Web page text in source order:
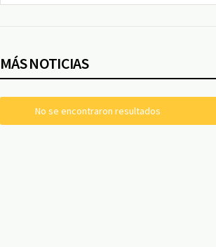
MÁS NOTICIAS
No se encontraron resultados